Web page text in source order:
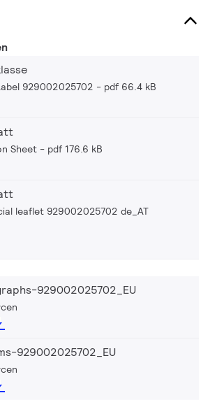
929002025702 pdf 66.4 kB
Sheet pdf 176.6 kB
leaflet 929002025702 de_AT
929002025702_EU
929002025702_EU